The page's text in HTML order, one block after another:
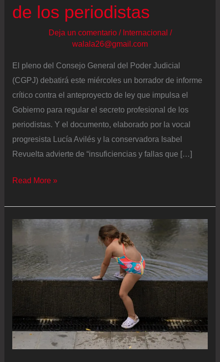
de los periodistas
Deja un comentario / Internacional /
walala26@gmail.com
El pleno del Consejo General del Poder Judicial
(CGPJ) debatirá este miércoles un borrador de informe
crítico contra el anteproyecto de ley que impulsa el
Gobierno para regular el secreto profesional de los
periodistas. Y el documento, elaborado por la vocal
progresista Lucía Avilés y la conservadora Isabel
Revuelta advierte de “insuficiencias y fallas que […]
El
del
informe
Poder
Judicial
advierte
de
“insuficiencias”
en
Read More »